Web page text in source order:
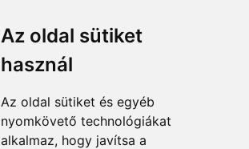
Az oldal sütiket
használ
Az oldal sütiket és egyéb
nyomkövető technológiákat
alkalmaz, hogy javítsa a
Csodaszép
21 600 Ft-tól